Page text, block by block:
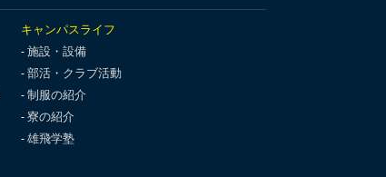
キャンパスライフ
施設・設備
部活・クラブ活動
制服の紹介
寮の紹介
雄飛学塾